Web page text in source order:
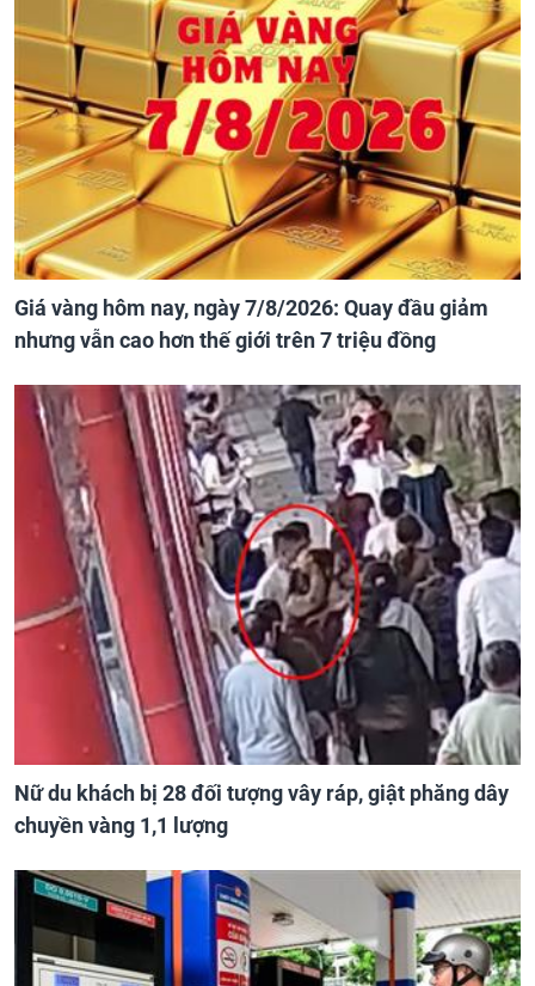
Giá vàng hôm nay, ngày 7/8/2026: Quay đầu giảm
nhưng vẫn cao hơn thế giới trên 7 triệu đồng
Nữ du khách bị 28 đối tượng vây ráp, giật phăng dây
chuyền vàng 1,1 lượng